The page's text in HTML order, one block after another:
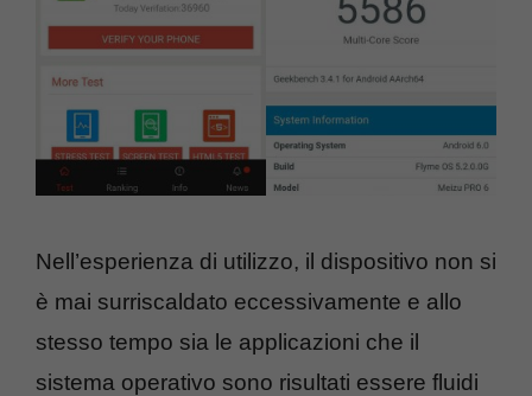
Nell’esperienza di utilizzo, il dispositivo non si
è mai surriscaldato eccessivamente e allo
stesso tempo sia le applicazioni che il
sistema operativo sono risultati essere fluidi